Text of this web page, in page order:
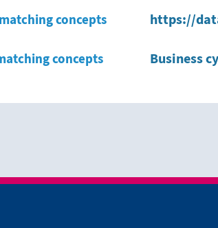
concepts https://
concepts Business